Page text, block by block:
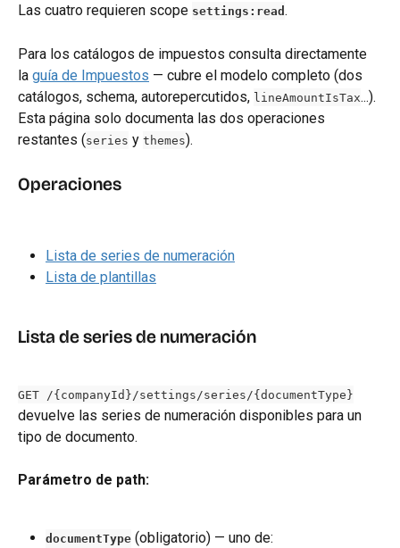
Las cuatro requieren scope settings:read .
Para los catálogos de impuestos consulta directamente
la guía de Impuestos — cubre el modelo completo (dos
catálogos, schema, autorepercutidos, lineAmountIsTax...).
Esta página solo documenta las dos operaciones
restantes (series y themes).
Operaciones
Lista de series de numeración
Lista de plantillas
Lista de series de numeración
GET /{companyId}/settings/series/{documentType}
devuelve las series de numeración disponibles para un
tipo de documento.
Parámetro de path:
documentType (obligatorio) — uno de: